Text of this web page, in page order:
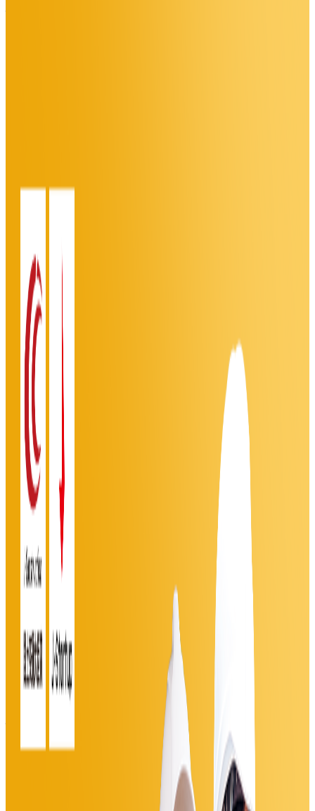
AIプロダクトPdM（IR領域 LLM新規プロダクト）
東京都
年収 700万円〜2000万円
正社員シニア
気になる
公式プレIPO（上場準備中）
プロダクト